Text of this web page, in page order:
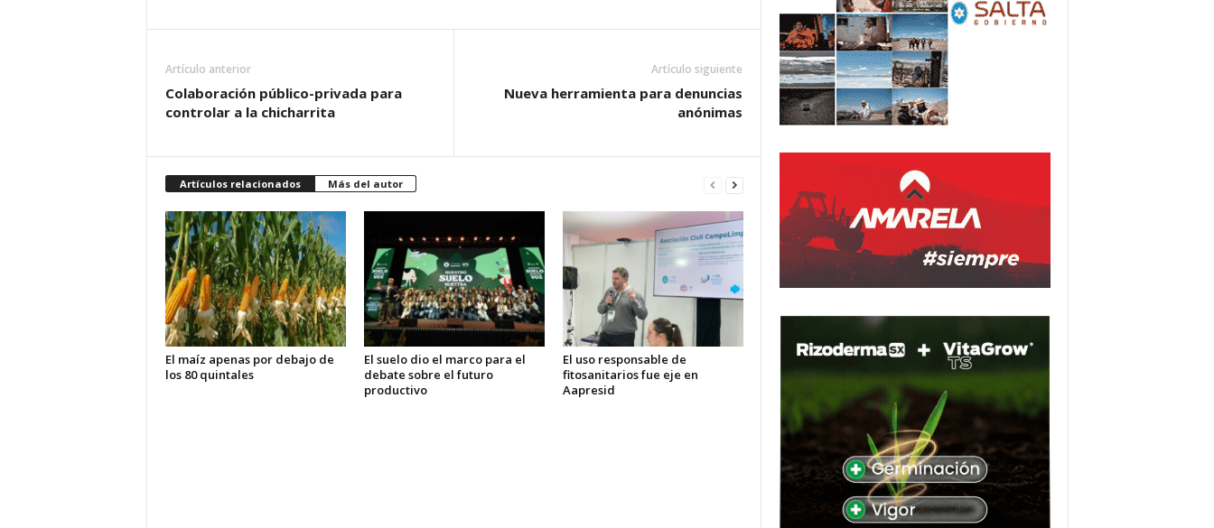
Artículo anterior
Colaboración público-privada para
controlar a la chicharrita
Artículo siguiente
Nueva herramienta para denuncias
anónimas
Artículos relacionados Más del autor
El maíz apenas por debajo de
los 80 quintales
El suelo dio el marco para el
debate sobre el futuro
productivo
El uso responsable de
fitosanitarios fue eje en
Aapresid